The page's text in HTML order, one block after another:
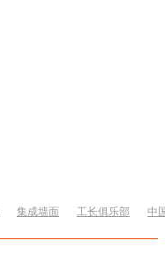
集成墙面 工长俱乐部 中